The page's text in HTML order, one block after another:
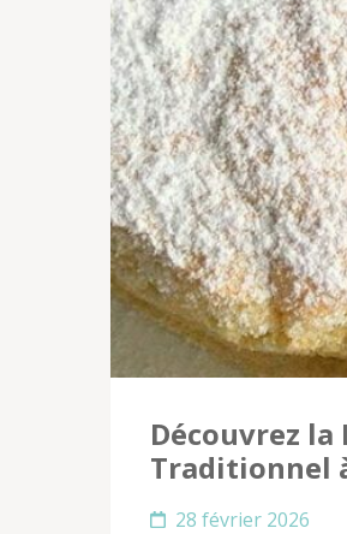
Découvrez la
Traditionnel
28 février 2026